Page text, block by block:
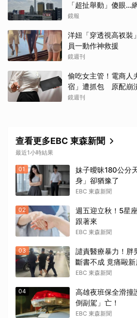
「超扯舉動」傻眼...
鏡報
洋妞「穿透視高衩
員一動作神救援
鏡週刊
偷吃女主管！電商人
宿」遭抓包 原配崩
過此類
鏡週刊
查看更多EBC 東森新聞
最近1小時結果
01
妹子曖昧180公分
身」卻猶豫了
EBC 東森新聞
02
週五迎立秋！5星
跟著來
EBC 東森新聞
03
譴責醫療暴力！胖
斷書不成 竟痛毆
EBC 東森新聞
04
高雄夜班保全滑撞
倒副駕」亡！
EBC 東森新聞